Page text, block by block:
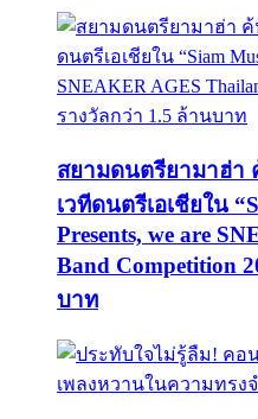
สยามดนตรียามาฮ่า
เวทีดนตรีเอเชียใน
Presents, we are
Band Competition
บาท